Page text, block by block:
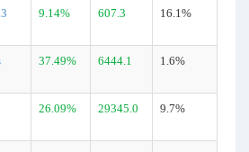
9.14% 607.3 16.1%
37.49% 6444.1 1.6%
26.09% 29345.0 9.7%